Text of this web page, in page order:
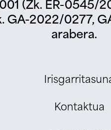
(Zk. ER-0545/
GA-2022/0277,
arabera.
Kontaktua